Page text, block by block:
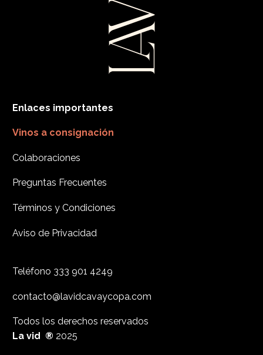
Enlaces importantes
Vinos a consignación
Colaboraciones
Preguntas Frecuentes
Términos y Condiciones
Aviso de Privacidad
Teléfono 333 901 4249
contacto@lavidcavaycopa.com
Todos los derechos reservados
La vid ® 2025